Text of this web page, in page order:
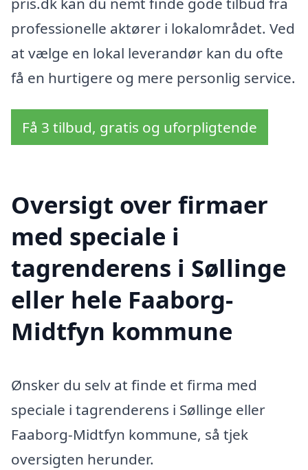
professionelle aktører i lokalområdet. Ved
at vælge en lokal leverandør kan du ofte
få en hurtigere og mere personlig service.
Få 3 tilbud, gratis og uforpligtende
Oversigt over firmaer
med speciale i
tagrenderens i Søllinge
eller hele Faaborg-
Midtfyn kommune
Ønsker du selv at finde et firma med
speciale i tagrenderens i Søllinge eller
Faaborg-Midtfyn kommune, så tjek
oversigten herunder.